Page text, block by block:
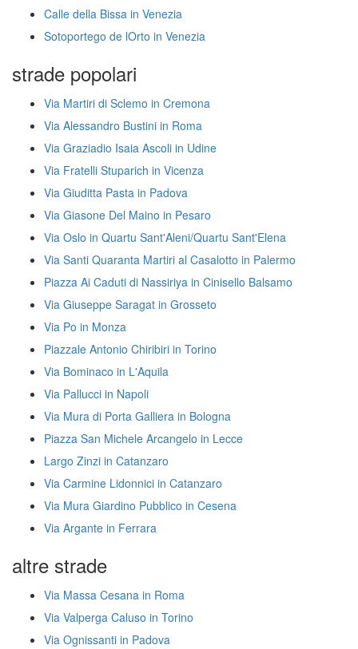
Calle della Bissa in Venezia
Sotoportego de lOrto in Venezia
strade popolari
Via Martiri di Sclemo in Cremona
Via Alessandro Bustini in Roma
Via Graziadio Isaia Ascoli in Udine
Via Fratelli Stuparich in Vicenza
Via Giuditta Pasta in Padova
Via Giasone Del Maino in Pesaro
Via Oslo in Quartu Sant'Aleni/Quartu Sant'Elena
Via Santi Quaranta Martiri al Casalotto in Palermo
Piazza Ai Caduti di Nassiriya in Cinisello Balsamo
Via Giuseppe Saragat in Grosseto
Via Po in Monza
Piazzale Antonio Chiribiri in Torino
Via Bominaco in L'Aquila
Via Pallucci in Napoli
Via Mura di Porta Galliera in Bologna
Piazza San Michele Arcangelo in Lecce
Largo Zinzi in Catanzaro
Via Carmine Lidonnici in Catanzaro
Via Mura Giardino Pubblico in Cesena
Via Argante in Ferrara
altre strade
Via Massa Cesana in Roma
Via Valperga Caluso in Torino
Via Ognissanti in Padova